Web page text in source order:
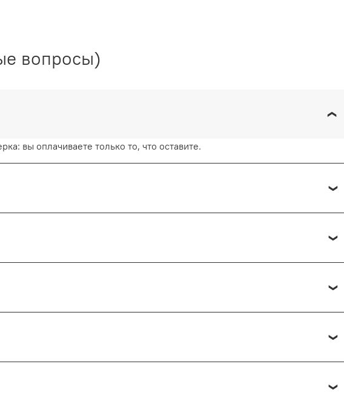
Любое отбеливание недопустимо и навредит ткани.
руками, не применяя силу. Глажка запрещена. Сушить
вопросы)
вы оплачиваете только то, что оставите.